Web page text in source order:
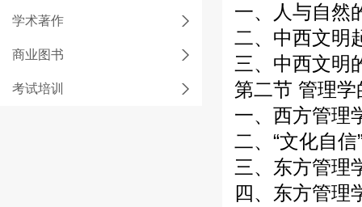
学术著作
商业图书
考试培训
一、人与自然
二、中西文明
三、中西文明
第二节 管理
一、西方管理
二、“文化自
三、东方管理
四、东方管理